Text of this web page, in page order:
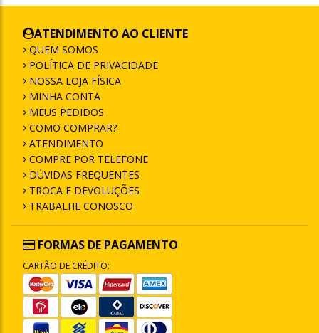
ATENDIMENTO AO CLIENTE
QUEM SOMOS
POLÍTICA DE PRIVACIDADE
NOSSA LOJA FÍSICA
MINHA CONTA
MEUS PEDIDOS
COMO COMPRAR?
ATENDIMENTO
COMPRE POR TELEFONE
DÚVIDAS FREQUENTES
TROCA E DEVOLUÇÕES
TRABALHE CONOSCO
FORMAS DE PAGAMENTO
CARTÃO DE CRÉDITO: